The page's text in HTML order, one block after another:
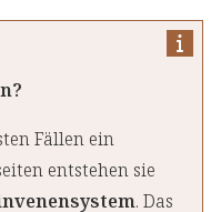
Fällen ein
entstehen sie
. Das